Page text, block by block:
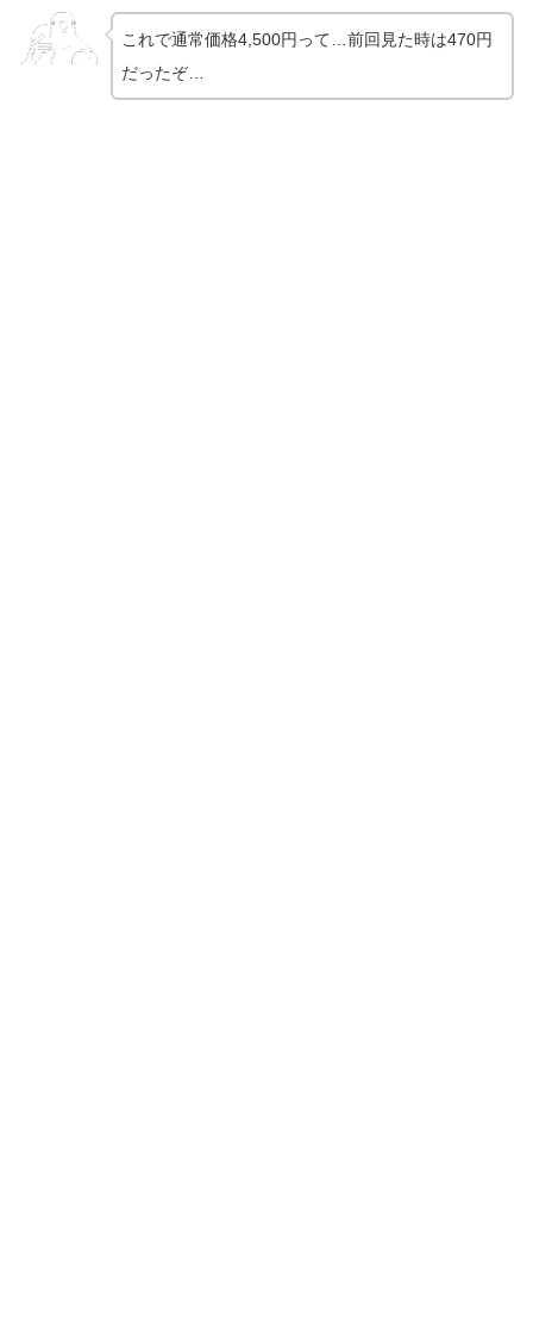
これで通常価格4,500円って…前回見た時は470円
だったぞ…